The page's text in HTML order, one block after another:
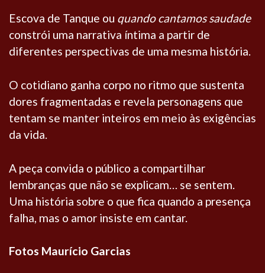
Escova de Tanque ou quando cantamos saudade
constrói uma narrativa íntima a partir de
diferentes perspectivas de uma mesma história.
O cotidiano ganha corpo no ritmo que sustenta
dores fragmentadas e revela personagens que
tentam se manter inteiros em meio às exigências
da vida.
A peça convida o público a compartilhar
lembranças que não se explicam… se sentem.
Uma história sobre o que fica quando a presença
falha, mas o amor insiste em cantar.
Fotos Maurício Garcias